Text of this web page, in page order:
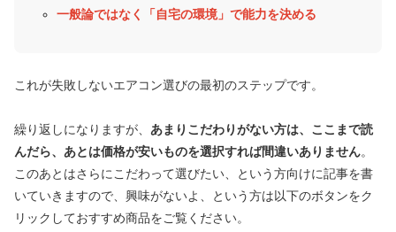
一般論ではなく「自宅の環境」で能力を決める
これが失敗しないエアコン選びの最初のステップです。
繰り返しになりますが、 あまりこだわりがない方は、ここまで読
んだら、あとは価格が安いものを選択すれば間違いありません。
このあとはさらにこだわって選びたい、という方向けに記事を書
いていきますので、興味がないよ、という方は以下のボタンをク
リックしておすすめ商品をご覧ください。